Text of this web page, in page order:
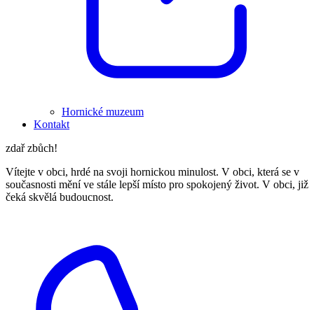
Hornické muzeum
Kontakt
zdař zbůch!
Vítejte v obci, hrdé na svoji hornickou minulost. V obci, která se v
současnosti mění ve stále lepší místo pro spokojený život. V obci, již
čeká skvělá budoucnost.